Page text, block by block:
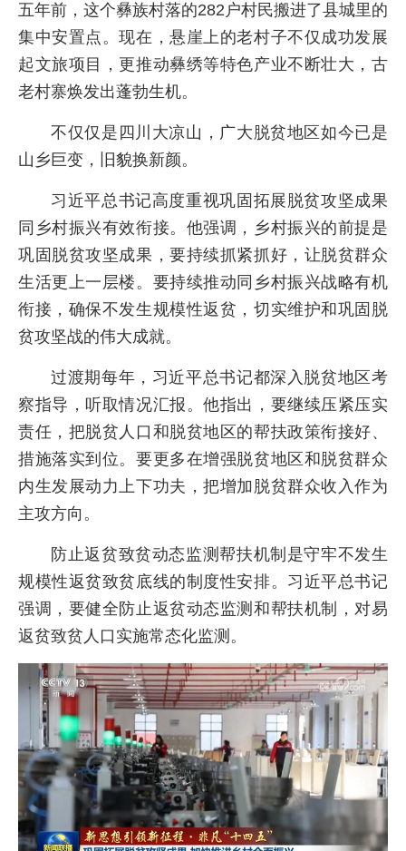
五年前，这个彝族村落的282户村民搬进了县城里的
集中安置点。现在，悬崖上的老村子不仅成功发展
起文旅项目，更推动彝绣等特色产业不断壮大，古
老村寨焕发出蓬勃生机。
不仅仅是四川大凉山，广大脱贫地区如今已是
山乡巨变，旧貌换新颜。
习近平总书记高度重视巩固拓展脱贫攻坚成果
同乡村振兴有效衔接。他强调，乡村振兴的前提是
巩固脱贫攻坚成果，要持续抓紧抓好，让脱贫群众
生活更上一层楼。要持续推动同乡村振兴战略有机
衔接，确保不发生规模性返贫，切实维护和巩固脱
贫攻坚战的伟大成就。
过渡期每年，习近平总书记都深入脱贫地区考
察指导，听取情况汇报。他指出，要继续压紧压实
责任，把脱贫人口和脱贫地区的帮扶政策衔接好、
措施落实到位。要更多在增强脱贫地区和脱贫群众
内生发展动力上下功夫，把增加脱贫群众收入作为
主攻方向。
防止返贫致贫动态监测帮扶机制是守牢不发生
规模性返贫致贫底线的制度性安排。习近平总书记
强调，要健全防止返贫动态监测和帮扶机制，对易
返贫致贫人口实施常态化监测。